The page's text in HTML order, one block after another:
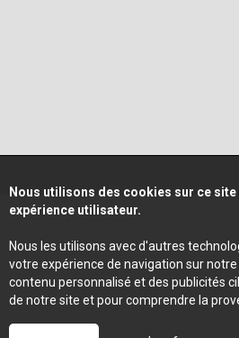
Nous utilisons des cookies sur ce
expérience utilisateur.
Nous les utilisons avec d'autres
votre expérience de navigation sur
contenu personnalisé et des publicités
de notre site et pour comprendre la